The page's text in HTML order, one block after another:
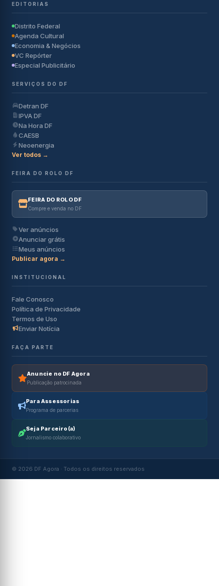
EDITORIAS
Distrito Federal
Agenda Cultural
Economia & Negócios
VC Repórter
Especial Publicitário
SERVIÇOS DO DF
Detran DF
IPVA DF
Na Hora DF
CAESB
Neoenergia
Ver todos →
FEIRA DO ROLO DF
FEIRA DO ROLO DF
Compre e venda no DF
Ver anúncios
Anunciar grátis
Meus anúncios
Publicar agora →
INSTITUCIONAL
Fale Conosco
Política de Privacidade
Termos de Uso
Enviar Notícia
FAÇA PARTE
Anuncie no DF Agora
Publicação patrocinada
Para Assessorias
Programa de parcerias
Seja Parceiro(a)
Jornalismo colaborativo
© 2026 DF Agora · Todos os direitos reservados